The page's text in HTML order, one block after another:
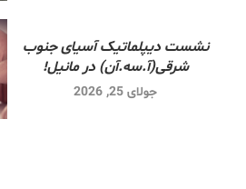
نشست دیپلماتیک آسیای جنوب
شرقی‌(آ.سه.آن) در مانیل!
جولای 25, 2026